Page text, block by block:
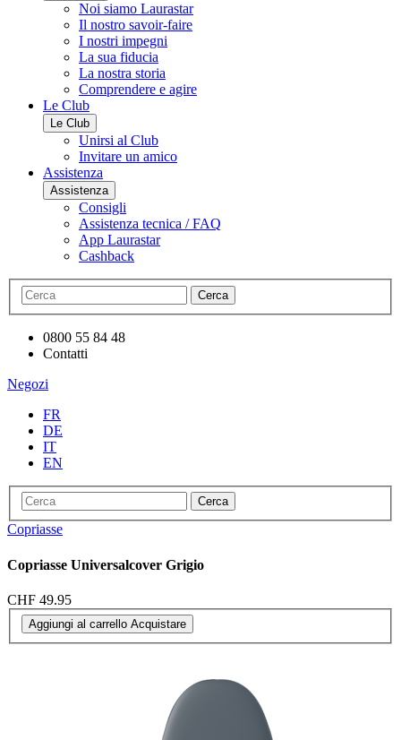
Noi siamo Laurastar
Il nostro savoir-faire
I nostri impegni
La sua fiducia
La nostra storia
Comprendere e agire
Le Club
Le Club
Unirsi al Club
Invitare un amico
Assistenza
Assistenza
Consigli
Assistenza tecnica / FAQ
App Laurastar
Cashback
Cerca
0800 55 84 48
Contatti
Negozi
FR
DE
IT
EN
Cerca
Copriasse
Copriasse Universalcover Grigio
CHF 49.95
Aggiungi al carrello Acquistare